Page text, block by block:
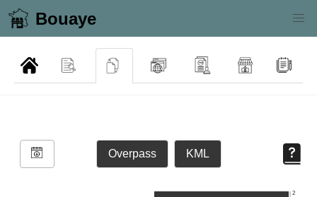
Bouaye
Overpass KML
2